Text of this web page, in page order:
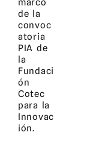
marco
de la
convoc
atoria
PIA de
la
Fundaci
ón
Cotec
para la
Innovac
ión.